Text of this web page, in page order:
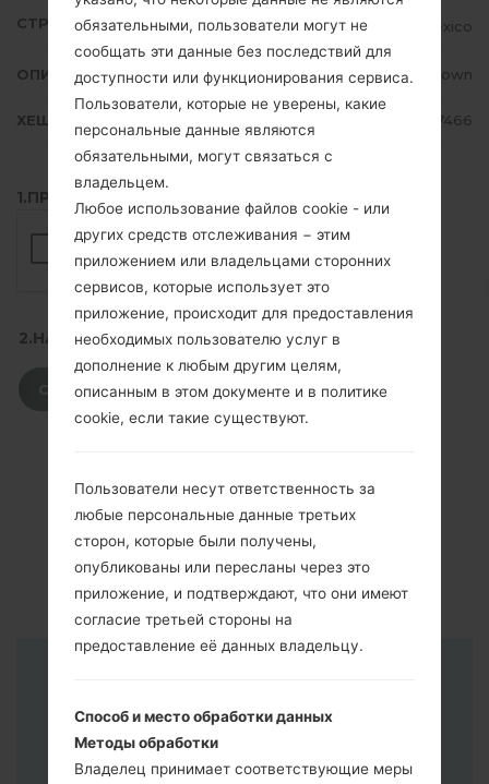
СТРАНА Mexico
ОПИСАНИЕ Unknown
ХЕШ 31e2a424285aafb6ff31453fcd457466
1.ПРОВЕРИТЬ НАЛИЧИЕ RECAPTCHA
2.НАЖМИТЕ, ЧТОБЫ СКАЧАТЬ
СКАЧАТЬ
обязательными, пользователи могут не
сообщать эти данные без последствий для
доступности или функционирования сервиса.
Пользователи, которые не уверены, какие
персональные данные являются
обязательными, могут связаться с
владельцем.
Любое использование файлов cookie - или
других средств отслеживания − этим
приложением или владельцами сторонних
сервисов, которые использует это
приложение, происходит для предоставления
необходимых пользователю услуг в
дополнение к любым другим целям,
описанным в этом документе и в политике
cookie, если такие существуют.
Пользователи несут ответственность за
любые персональные данные третьих
сторон, которые были получены,
опубликованы или пересланы через это
приложение, и подтверждают, что они имеют
согласие третьей стороны на
предоставление её данных владельцу.
Способ и место обработки данных
Методы обработки
Владелец принимает соответствующие меры